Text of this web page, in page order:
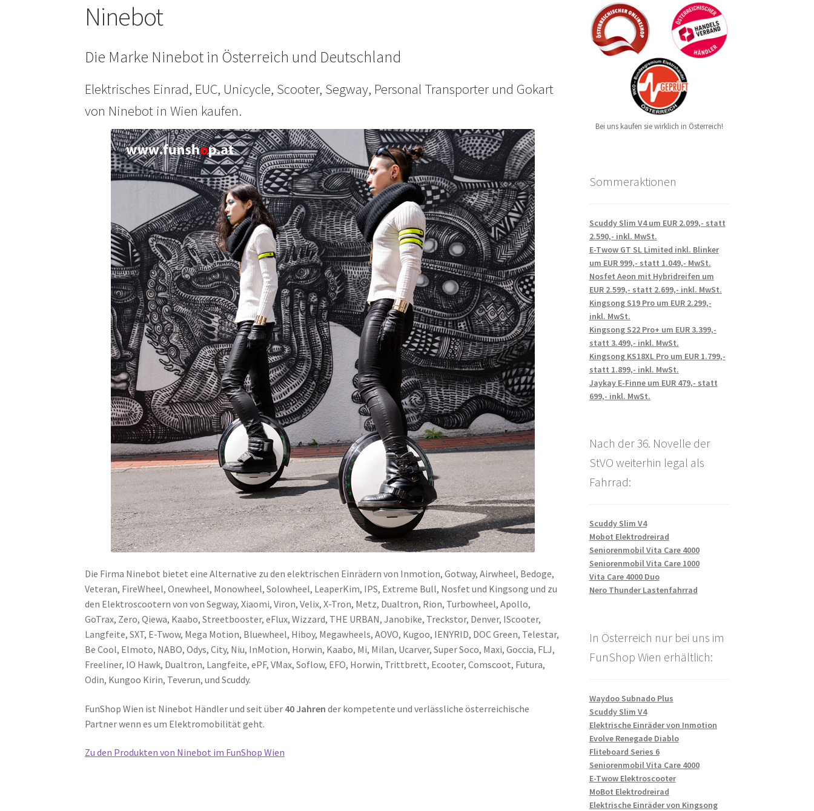
Ninebot
Die Marke Ninebot in Österreich und Deutschland
Elektrisches Einrad, EUC, Unicycle, Scooter, Segway, Personal Transporter und Gokart
von Ninebot in Wien kaufen.
Die Firma Ninebot bietet eine Alternative zu den elektrischen Einrädern von Inmotion, Gotway, Airwheel, Bedoge,
Veteran, FireWheel, Onewheel, Monowheel, Solowheel, LeaperKim, IPS, Extreme Bull, Nosfet und Kingsong und zu
den Elektroscootern von von Segway, Xiaomi, Viron, Velix, X-Tron, Metz, Dualtron, Rion, Turbowheel, Apollo,
GoTrax, Zero, Qiewa, Kaabo, Streetbooster, eFlux, Wizzard, THE URBAN, Janobike, Treckstor, Denver, IScooter,
Langfeite, SXT, E-Twow, Mega Motion, Bluewheel, Hiboy, Megawheels, AOVO, Kugoo, IENYRID, DOC Green, Telestar,
Be Cool, Elmoto, NABO, Odys, City, Niu, InMotion, Horwin, Kaabo, Mi, Milan, Ucarver, Super Soco, Maxi, Goccia, FLJ,
Freeliner, IO Hawk, Dualtron, Langfeite, ePF, VMax, Soflow, EFO, Horwin, Trittbrett, Ecooter, Comscoot, Futura,
Odin, Kungoo Kirin, Teverun, und Scuddy.
FunShop Wien ist Ninebot Händler und seit über 40 Jahren der kompetente und verlässliche österreichische
Partner wenn es um Elektromobilität geht.
Zu den Produkten von Ninebot im FunShop Wien
Bei uns kaufen sie wirklich in Österreich!
Sommeraktionen
Scuddy Slim V4 um EUR 2.099,- statt
2.590,- inkl. MwSt.
E-Twow GT SL Limited inkl. Blinker
um EUR 999,- statt 1.049,- MwSt.
Nosfet Aeon mit Hybridreifen um
EUR 2.599,- statt 2.699,- inkl. MwSt.
Kingsong S19 Pro um EUR 2.299,-
inkl. MwSt.
Kingsong S22 Pro+ um EUR 3.399,-
statt 3.499,- inkl. MwSt.
Kingsong KS18XL Pro um EUR 1.799,-
statt 1.899,- inkl. MwSt.
Jaykay E-Finne um EUR 479,- statt
699,- inkl. MwSt.
Nach der 36. Novelle der
StVO weiterhin legal als
Fahrrad:
Scuddy Slim V4
Mobot Elektrodreirad
Seniorenmobil Vita Care 4000
Seniorenmobil Vita Care 1000
Vita Care 4000 Duo
Nero Thunder Lastenfahrrad
In Österreich nur bei uns im
FunShop Wien erhältlich:
Waydoo Subnado Plus
Scuddy Slim V4
Elektrische Einräder von Inmotion
Evolve Renegade Diablo
Fliteboard Series 6
Seniorenmobil Vita Care 4000
E-Twow Elektroscooter
MoBot Elektrodreirad
Elektrische Einräder von Kingsong